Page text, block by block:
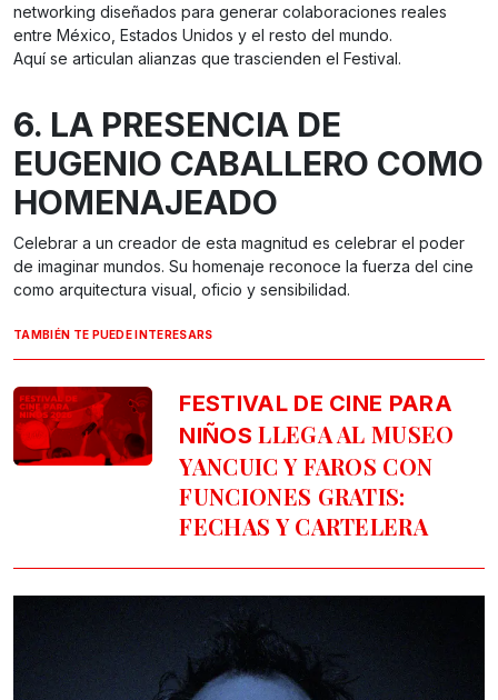
networking diseñados para generar colaboraciones reales
entre México, Estados Unidos y el resto del mundo.
Aquí se articulan alianzas que trascienden el Festival.
6. LA PRESENCIA DE
EUGENIO CABALLERO COMO
HOMENAJEADO
Celebrar a un creador de esta magnitud es celebrar el poder
de imaginar mundos. Su homenaje reconoce la fuerza del cine
como arquitectura visual, oficio y sensibilidad.
TAMBIÉN TE PUEDE INTERESARS
FESTIVAL DE CINE PARA
NIÑOS LLEGA AL MUSEO
YANCUIC Y FAROS CON
FUNCIONES GRATIS:
FECHAS Y CARTELERA